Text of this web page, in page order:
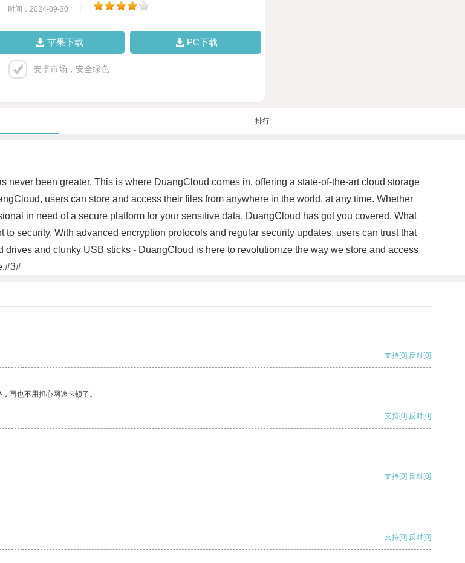
时间：2024-09-30
苹果下载 PC下载
安卓市场，安全绿色
排行
never been greater. This is where DuangCloud comes in, offering a state-of-the-art cloud storage
users can store and access their files from anywhere in the world, at any time. Whether
in need of a secure platform for your sensitive data, DuangCloud has got you covered. What
security. With advanced encryption protocols and regular security updates, users can trust that
and clunky USB sticks - DuangCloud is here to revolutionize the way we store and access
支持[0] 反对[0]
再也不用担心网速卡顿了。
支持[0] 反对[0]
支持[0] 反对[0]
支持[0] 反对[0]